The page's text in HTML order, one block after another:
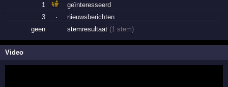
1
geïnteresseerd
3
·
nieuwsberichten
geen
stemresultaat (1 stem)
Video